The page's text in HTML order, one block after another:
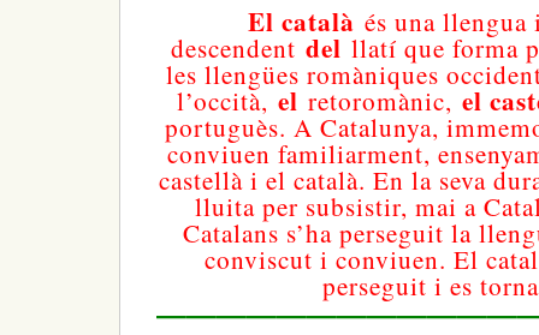
El català és una llengua
descendent del llatí que forma
les llengües romàniques
l’occità,el retoromànic,el
portuguès. A Catalunya,
conviuen familiarment,
castellà i el català. En la seva
lluita per subsistir, mai a
Catalans s’ha perseguit la
conviscut i conviuen. El
perseguit i es